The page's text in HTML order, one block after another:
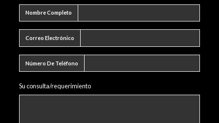
Nombre Completo
Correo Electrónico
Número De Teléfono
Su consulta/requerimiento